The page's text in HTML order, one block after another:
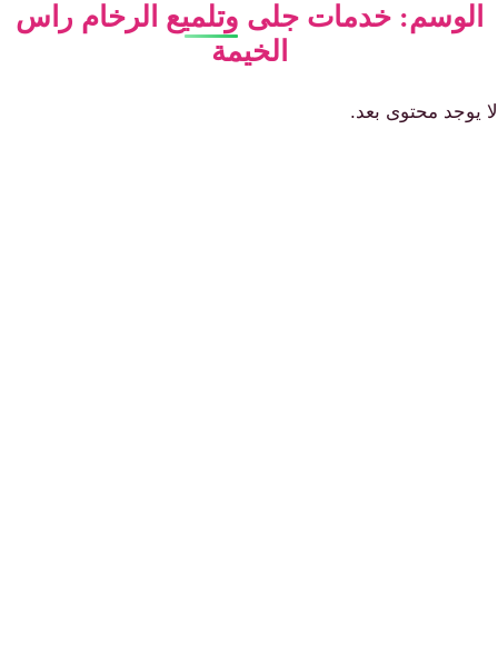
الوسم: خدمات جلى وتلميع الرخام راس
الخيمة
لا يوجد محتوى بعد.